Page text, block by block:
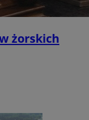
żorskich